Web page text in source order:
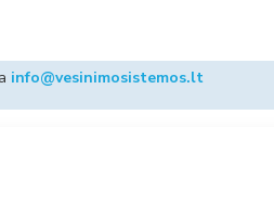
info@vesinimosistemos.lt